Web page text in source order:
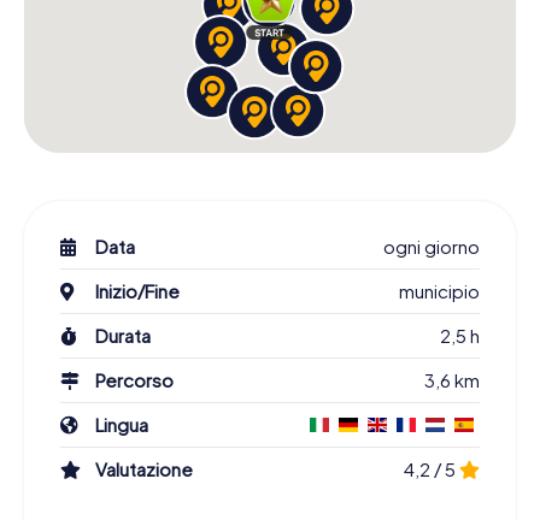
Data
ogni giorno
Inizio/Fine
municipio
Durata
2,5 h
Percorso
3,6 km
Lingua
Valutazione
4,2 / 5